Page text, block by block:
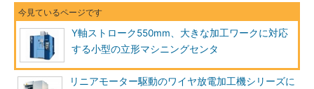
Y軸ストローク550mm、大きな加工ワークに対応
する小型の立形マシニングセンタ
リニアモーター駆動のワイヤ放電加工機シリーズに